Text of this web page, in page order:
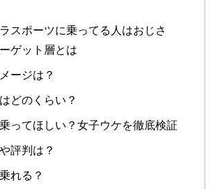
スポーツに乗ってる人はおじさ
ゲット層とは
ージは？
どのくらい？
ってほしい？女子ウケを徹底検証
評判は？
れる？